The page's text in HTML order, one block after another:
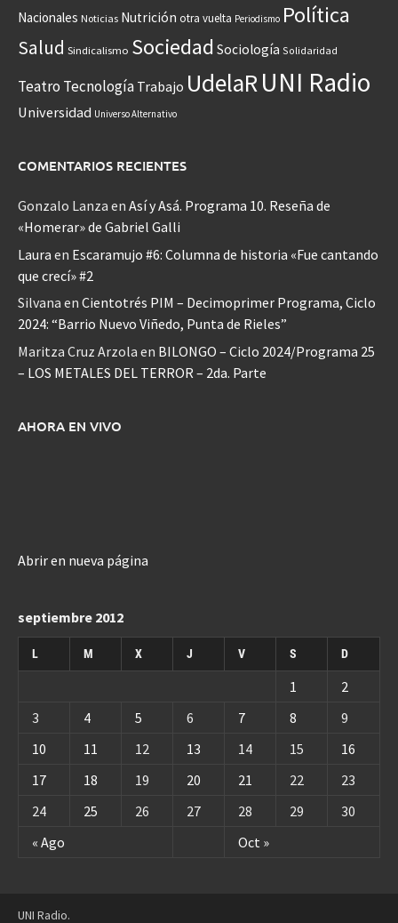
Nacionales Noticias Nutrición otra vuelta Periodismo Política
Salud Sindicalismo Sociedad Sociología Solidaridad
Teatro Tecnología Trabajo UdelaRUNI Radio
Universidad Universo Alternativo
COMENTARIOS RECIENTES
Gonzalo Lanza en Así y Asá. Programa 10. Reseña de
«Homerar» de Gabriel Galli
Laura en Escaramujo #6: Columna de historia «Fue cantando
que crecí» #2
Silvana en Cientotrés PIM – Decimoprimer Programa, Ciclo
2024: “Barrio Nuevo Viñedo, Punta de Rieles”
Maritza Cruz Arzola en BILONGO – Ciclo 2024/Programa 25
– LOS METALES DEL TERROR – 2da. Parte
AHORA EN VIVO
Abrir en nueva página
septiembre 2012
L M X J V S D
« Ago Oct »
1
2
3
4 5 6 7 8
9
10
11 12 13 14 15
16
17
18 19 20 21 22
23
24
25 26 27 28 29 30
UNI Radio.